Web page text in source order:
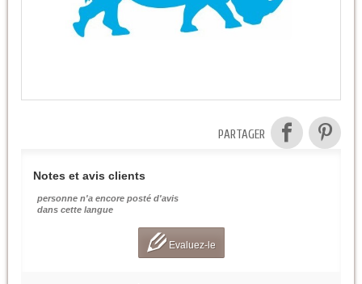
PARTAGER
Notes et avis clients
personne n'a encore posté d'avis
dans cette langue
Evaluez-le